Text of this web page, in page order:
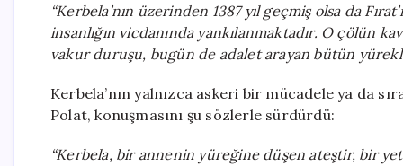
“Kerbela’nın üzerinden 1387 yıl geçmiş olsa da
insanlığın vicdanında yankılanmaktadır. O çölün
vakur duruşu, bugün de adalet arayan bütün
Kerbela’nın yalnızca askeri bir mücadele ya da
Polat, konuşmasını şu sözlerle sürdürdü:
“Kerbela, bir annenin yüreğine düşen ateştir, bir